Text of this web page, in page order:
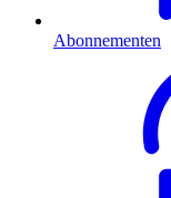
Abonnementen